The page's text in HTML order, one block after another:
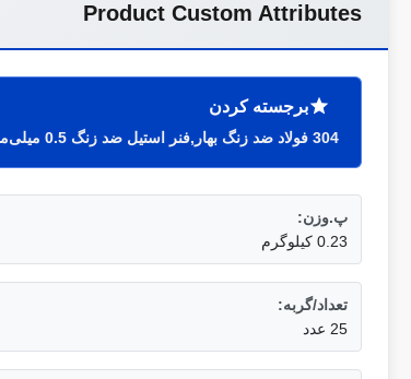
Product Custom Attributes
برجسته کردن
304 فولاد ضد زنگ بهار,فنر استیل ضد زنگ 0.5 میلی‌متری,فنر کششی بزرگ سفارشی
پ.وزن:
0.23 کیلوگرم
تعداد/گربه:
25 عدد